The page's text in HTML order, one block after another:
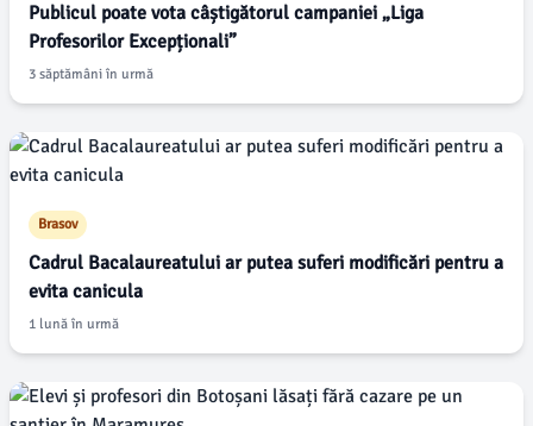
Publicul poate vota câștigătorul campaniei „Liga
Profesorilor Excepționali”
3 săptămâni în urmă
Brasov
Cadrul Bacalaureatului ar putea suferi modificări pentru a
evita canicula
1 lună în urmă